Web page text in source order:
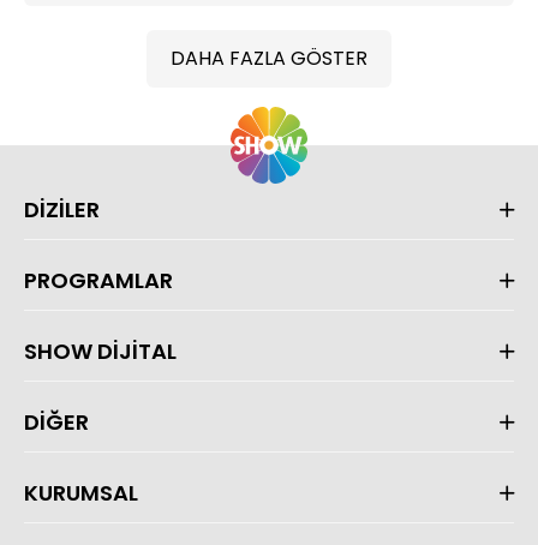
DAHA FAZLA GÖSTER
DİZİLER
PROGRAMLAR
SHOW DİJİTAL
DİĞER
KURUMSAL